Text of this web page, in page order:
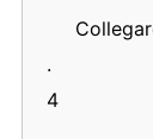
.
4